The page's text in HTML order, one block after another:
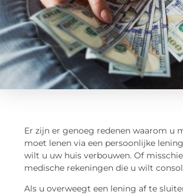
Er zijn er genoeg redenen waarom u
moet lenen via een persoonlijke
wilt u uw huis verbouwen. Of
medische rekeningen die u wilt
Als u overweegt een lening af te